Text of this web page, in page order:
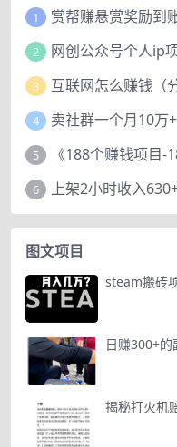
1
2
3 互联网怎么赚钱（
4 卖社群一个月10万+
5
6
图文项目
steam搬砖
日赚300+的
揭秘打火机